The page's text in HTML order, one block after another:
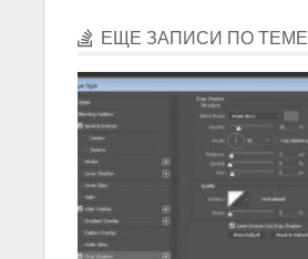
ЕЩЕ ЗАПИСИ ПО ТЕМЕ